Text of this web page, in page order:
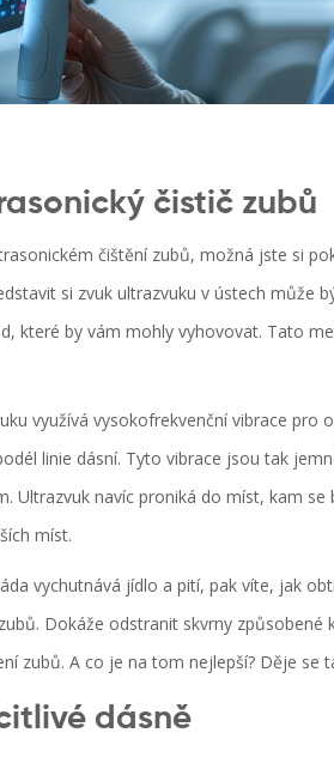
čistič zubů
čištění zubů, možná jste si
si zvuk ultrazvuku v ústech může
které by vám mohly vyhovovat. Tato
využívá vysokofrekvenční vibrace pro
linie dásní. Tyto vibrace jsou tak
Ultrazvuk navíc proniká do míst, kam
míst.
vychutnává jídlo a pití, pak víte, jak
Dokáže odstranit skvrny
zubů. A co je na tom nejlepší? Děje se
dásně